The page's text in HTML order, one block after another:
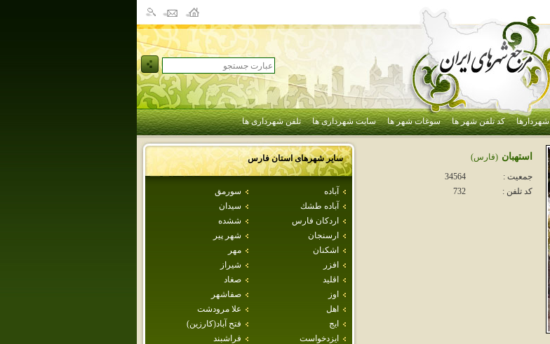
شهردارها کد تلفن شهر ها سوغات شهر ها سایت شهرداری ها تلفن شهرداری ها
سایر شهرهای استانفارس
آباده
سورمق
آباده طشك
سيدان
اردكان فارس
ششده
ارسنجان
شهر پير
اشكنان
مهر
افزر
شيراز
اقليد
صغاد
اوز
صفاشهر
اهل
علا مرودشت
ايج
فتح آباد(كارزين)
ايزدخواست
فراشبند
استهبان (فارس)
جمعیت :
34564
کد تلفن :
732